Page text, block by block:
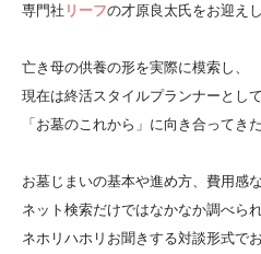
専門社 リーフの才原良太氏をお迎えし
亡き母の供養の形を実際に模索し、
現在は終活スタイルプランナーとして
「お墓のこれから」に向き合ってき
お墓じまいの基本や進め方、費用感
ネット検索だけではなかなか調べら
ネホリハホリお聞きする対談形式で